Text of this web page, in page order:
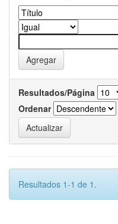
Resultados/Página
Ordenar
Resultados 1-1 de 1.